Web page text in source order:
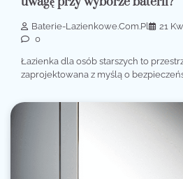
Baterie-Lazienkowe.com.pl 21
0
Łazienka dla osób starszych to
zaprojektowana z myślą o